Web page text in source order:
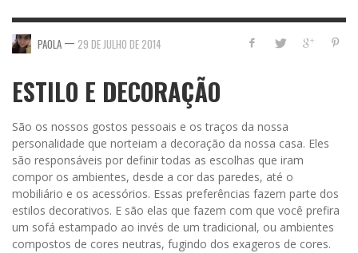
PAOLA — 29 DE JULHO DE 2014
ESTILO E DECORAÇÃO
São os nossos gostos pessoais e os traços da nossa
personalidade que norteiam a decoração da nossa casa. Eles
são responsáveis por definir todas as escolhas que iram
compor os ambientes, desde a cor das paredes, até o
mobiliário e os acessórios. Essas preferências fazem parte dos
estilos decorativos. E são elas que fazem com que você prefira
um sofá estampado ao invés de um tradicional, ou ambientes
compostos de cores neutras, fugindo dos exageros de cores.